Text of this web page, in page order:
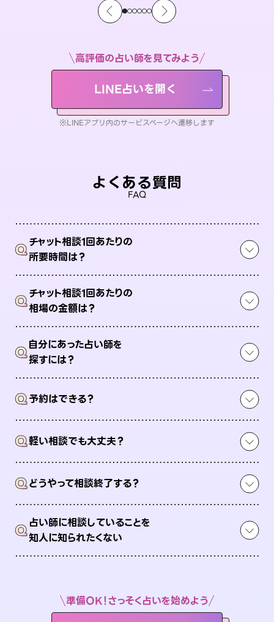
高評価の占い師を見てみよう
LINE占いを開く
※LINEアプリ内のサービスページへ遷移します
よくある質問
FAQ
Qチャット相談1回あたりの
所要時間は？
Qチャット相談1回あたりの
相場の金額は？
Q自分にあった占い師を
探すには？
Q予約はできる？
Q軽い相談でも大丈夫？
Qどうやって相談終了する？
Q占い師に相談していることを
知人に知られたくない
準備OK！さっそく占いを始めよう